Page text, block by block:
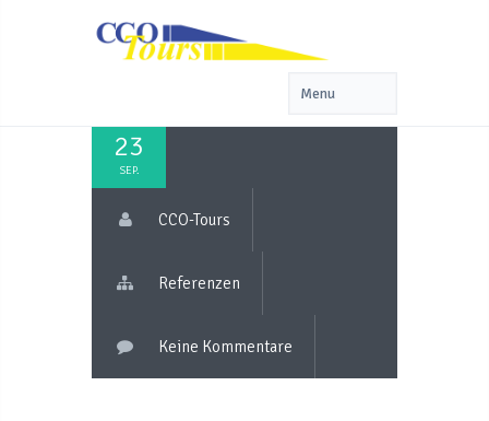
23
SEP.
CCO-Tours
Referenzen
Keine Kommentare